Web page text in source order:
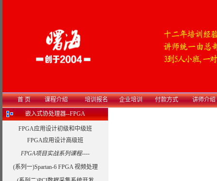
首 页 课程介绍 培训报名 企业培训 付款方式 讲师介绍
嵌入式协处理器--FPGA
FPGA应用设计初级和中级班
FPGA应用设计高级班
FPGA项目实战系列课程----
(系列一)Spartan-6 FPGA 视频处理